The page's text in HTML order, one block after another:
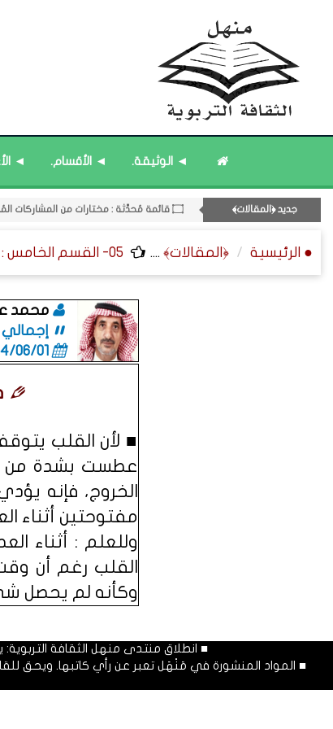
◄ الوثيقة. ◄ الأقسام. ◄
جديد ﴿المقالات﴾
08- القسم الثامن : الثقافة ﴿اللغوية - الشعرية - القصصية﴾.
۝ قائمة مُثبتة : مشرف منهل الثقافة التربوية.
۝ قائمة مُثبتة : فريق منهل الثقافة التربوية.
12- القسم الثاني عشر : الثقافة ﴿الرياضية - المعرفية - المستقبلية﴾.
۝ قائمة مُثبتة : إدارة منهل الثقافة التربوية.
۝ قائمة مُحدَّثة : مختارات من جديد المشاركات.
۝ قائمة مُحدَّثة : مختارات من المشاركات المُحدَّثة.
● الرئيسية ﴿المقالات﴾ .... 05- القسم الخامس : الثقافة ﴿المكانية - الصحية - الاقتصادية﴾.
محمد
إجمالي
1434/06/01
عطست بشدة من
الخروج، فإنه
مفتوحتين أثناء
وللعلم : أثناء
القلب رغم أن
وكأنه لم يحصل
■ انطلاق منتدى منهل الثقافة التربوية: يوم السبت المصادف
■ المواد المنشورة في مَنْهَل تعبر عن رأي كاتبها. ويحق